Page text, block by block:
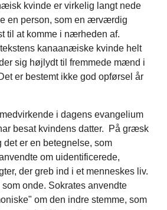
kvinde er virkelig langt nede
en person, som en ærværdig
til at komme i nærheden af.
kanaanæiske kvinde helt
sig højlydt til fremmede mænd i
er bestemt ikke god opførsel år
i dagens evangelium
besat kvindens datter. På græsk
det er en betegnelse, som
om uidentificerede,
der greb ind i et menneskes liv.
onde. Sokrates anvendte
om den indre stemme, som